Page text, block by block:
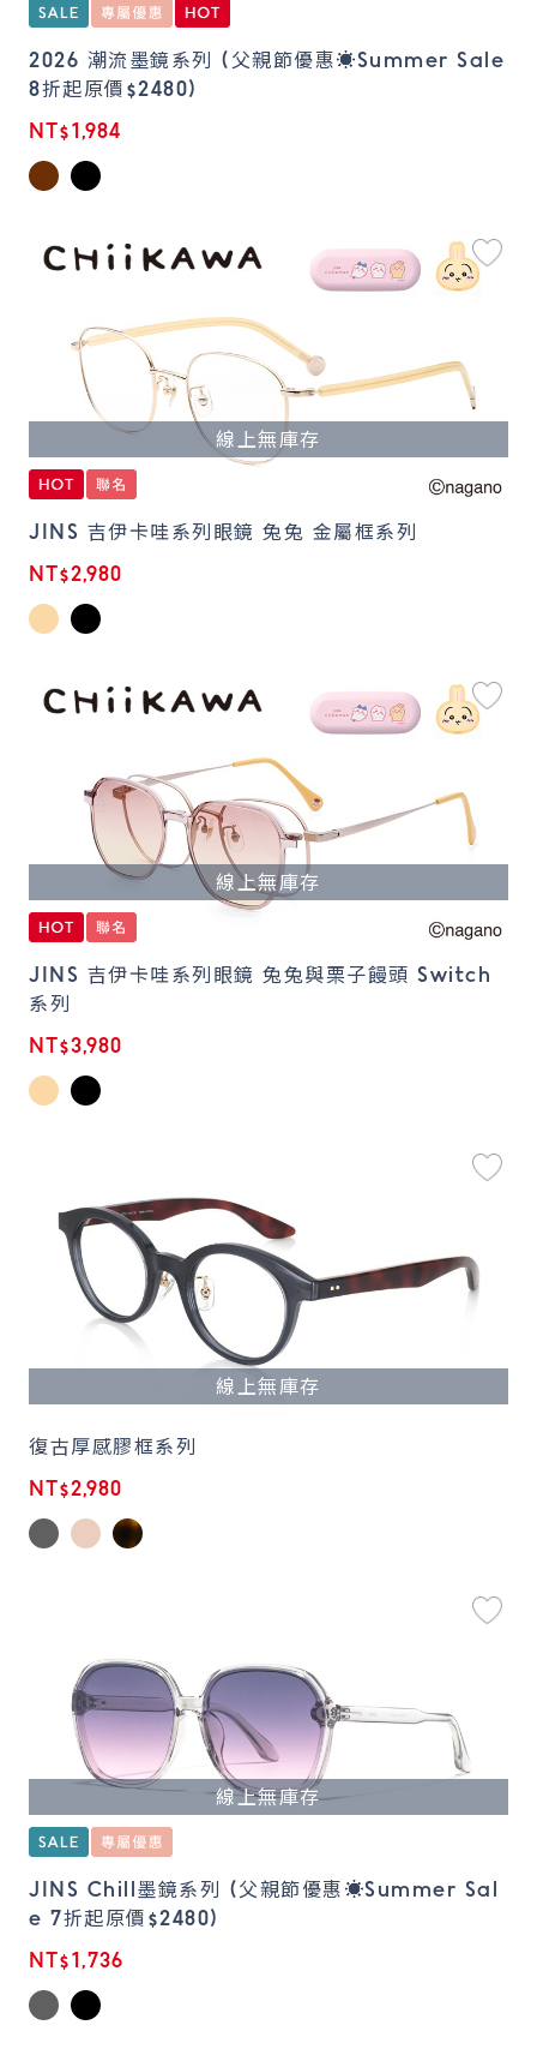
2026 潮流墨鏡系列 (父親節優惠☀️Summer Sale
8折起原價$2480)
NT$1,984
線上無庫存
JINS 吉伊卡哇系列眼鏡 兔兔 金屬框系列
NT$2,980
線上無庫存
JINS 吉伊卡哇系列眼鏡 兔兔與栗子饅頭 Switch
系列
NT$3,980
線上無庫存
復古厚感膠框系列
NT$2,980
線上無庫存
JINS Chill墨鏡系列 (父親節優惠☀️Summer Sal
e 7折起原價$2480)
NT$1,736